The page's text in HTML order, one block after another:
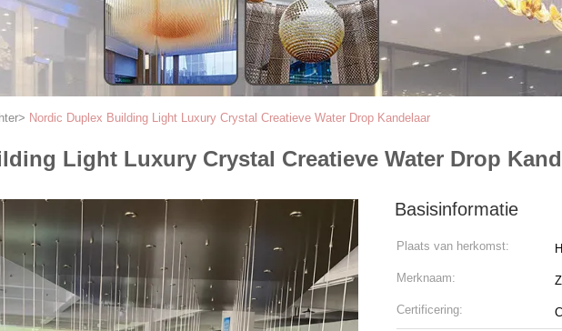
> Nordic Duplex Building Light Luxury Crystal Creatieve Water Drop Kandelaar
Light Luxury Crystal Creatieve Water Drop
Basisinformatie
Plaats van herkomst:
Merknaam:
Certificering: